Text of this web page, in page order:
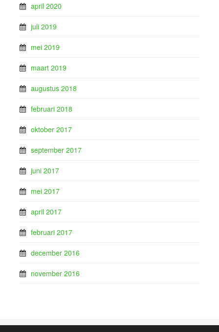
april 2020
juli 2019
mei 2019
maart 2019
augustus 2018
februari 2018
oktober 2017
september 2017
juni 2017
mei 2017
april 2017
februari 2017
december 2016
november 2016